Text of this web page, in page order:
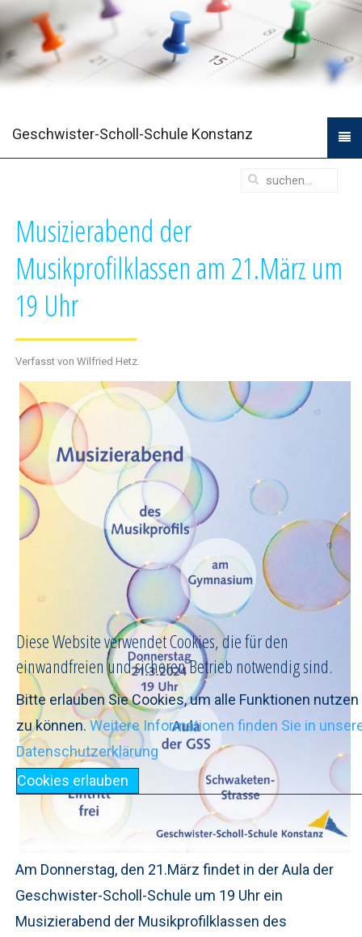
Diese Website verwendet Cookies, die für den
einwandfreien und sicheren Betrieb notwendig sind.
Bitte erlauben Sie Cookies, um alle Funktionen nutzen
zu können.Weitere Informationen finden Sie in
Datenschutzerklärung
Cookies erlauben
Geschwister-Scholl-Schule Konstanz
Musizierabend der
Musikprofilklassen am 21.März um
19 Uhr
Verfasst von Wilfried Hetz.
Am Donnerstag, den 21.März findet in der Aula der
Geschwister-Scholl-Schule um 19 Uhr ein
Musizierabend der Musikprofilklassen des